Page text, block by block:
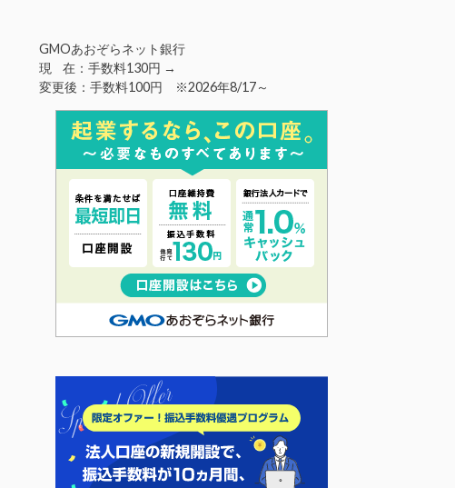
GMOあおぞらネット銀行
現 在：手数料130円 →
変更後：手数料100円 ※2026年8/17～